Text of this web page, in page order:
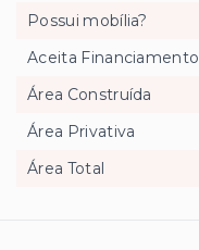
Possui mobília?
Aceita Financiamento
Área Construída
Área Privativa
Área Total